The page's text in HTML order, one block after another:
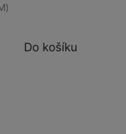
Do košíku